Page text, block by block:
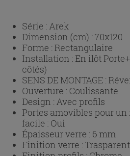
Série :Arek
Dimension (cm) :70x120
Forme :Rectangulaire
Installation :En ilôt
côtés)
SENS DE MONTAGE :
Ouverture : Coulissante
Design :Avec profils
Portes amovibles pour
facile : Oui
Épaisseur verre : 6 mm
Finition verre :